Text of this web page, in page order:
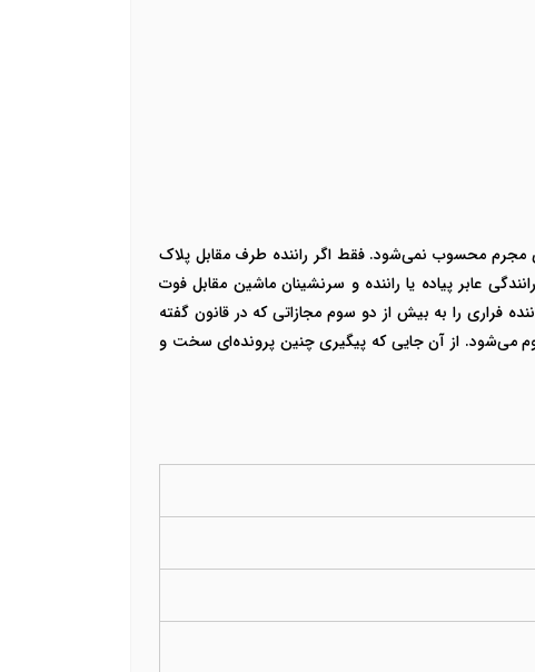
مجرم محسوب نمی‌شود. فقط اگر راننده طرف مقابل پلاک
عابر پیاده یا راننده و سرنشینان ماشین مقابل فوت
فراری را به بیش از دو سوم مجازاتی که در قانون گفته
پرداخت دیه متوفی هم است. در چنین شرایطی راننده به 6 ماه تا 3 سال حبس محکوم می‌شود. از آن جایی که پیگیری چنین پرونده‌ای سخت و